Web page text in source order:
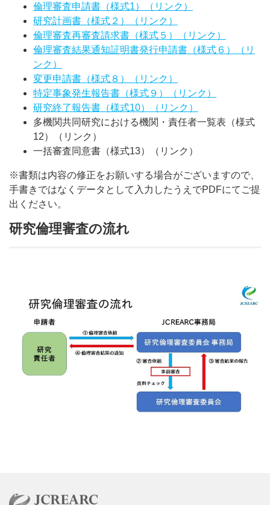
倫理審査申請書（様式1）（リンク）
研究計画書（様式２）（リンク）
倫理審査再審査請求書（様式５）（リンク）
倫理審査結果通知証明書発行申請書（様式６）（リ
ンク）
変更申請書（様式８）（リンク）
特定事象発生報告書（様式９）（リンク）
研究終了報告書（様式10）（リンク）
多機関共同研究における機関・責任者一覧表（様式
12）（リンク）
一括審査同意書（様式13）（リンク）
※書類は内容の修正をお願いする場合がございますので、
手書きではなくデータとして入力したうえでPDFにてご提
出ください。
研究倫理審査の流れ